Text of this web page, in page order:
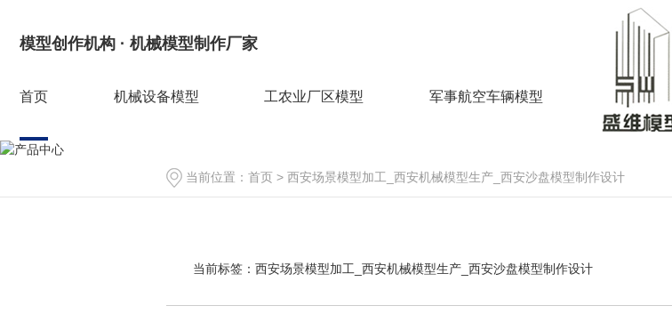
模型创作机构 · 机械模型制作厂家
首页 机械设备模型 工农业厂区模型 军事航空车辆模型
当前位置： 首页 > 西安场景模型加工_西安机械模型生产_西安沙盘模型制作设计
当前标签： 西安场景模型加工_西安机械模型生产_西安沙盘模型制作设计